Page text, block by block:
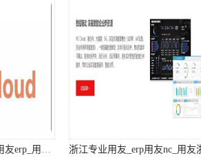
杭州简单的用友_财务用友erp_用友浙江服务中心